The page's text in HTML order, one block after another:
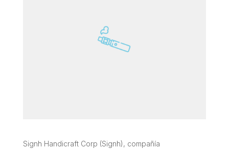
Signh Handicraft Corp (Signh), compañía